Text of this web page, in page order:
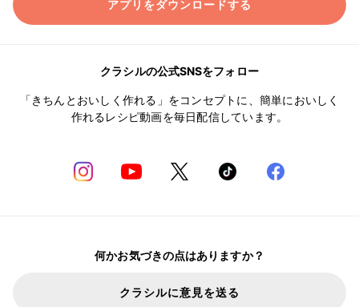
アプリをダウンロードする
クラシルの公式SNSをフォロー
「きちんとおいしく作れる」をコンセプトに、簡単においしく
作れるレシピ動画を毎日配信しています。
何かお気づきの点はありますか？
クラシルに意見を送る